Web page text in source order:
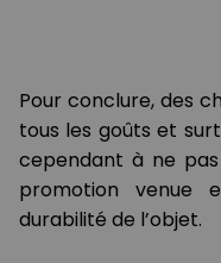
Pour conclure, des
tous les goûts et
cependant à ne
promotion venue
durabilité de l’objet.